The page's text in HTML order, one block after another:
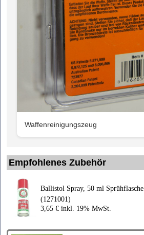
Waffenreinigungszeug
Empfohlenes Zubehör
Ballistol Spray, 50 ml Sprühflasche
(1271001)
3,65 € inkl. 19% MwSt.